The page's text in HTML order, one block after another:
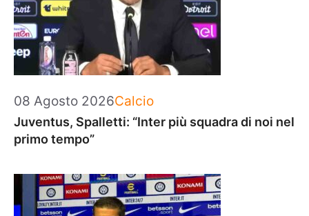
08 Agosto 2026Categorie
Calcio
Juventus, Spalletti: “Inter più squadra di noi nel
primo tempo”